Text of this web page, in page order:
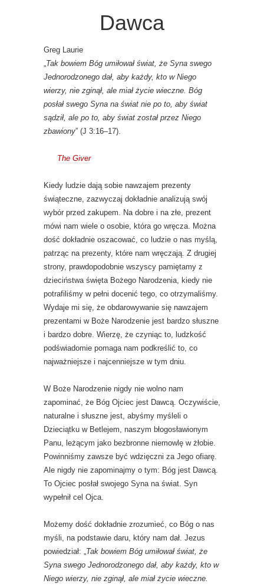
Dawca
Greg Laurie
„Tak bowiem Bóg umiłował świat, że Syna swego
Jednorodzonego dał, aby każdy, kto w Niego
wierzy, nie zginął, ale miał życie wieczne. Bóg
posłał swego Syna na świat nie po to, aby świat
sądził, ale po to, aby świat został przez Niego
zbawiony” (J 3:16–17).
The Giver
Kiedy ludzie dają sobie nawzajem prezenty
świąteczne, zazwyczaj dokładnie analizują swój
wybór przed zakupem. Na dobre i na złe, prezent
mówi nam wiele o osobie, która go wręcza. Można
dość dokładnie oszacować, co ludzie o nas myślą,
patrząc na prezenty, które nam wręczają. Z drugiej
strony, prawdopodobnie wszyscy pamiętamy z
dzieciństwa święta Bożego Narodzenia, kiedy nie
potrafiliśmy w pełni docenić tego, co otrzymaliśmy.
Wydaje mi się, że obdarowywanie się nawzajem
prezentami w Boże Narodzenie jest bardzo słuszne
i bardzo dobre. Wierzę, że czyniąc to, ludzkość
podświadomie pomaga nam podkreślić to, co
najważniejsze i najcenniejsze w tym dniu.
W Boże Narodzenie nigdy nie wolno nam
zapominać, że Bóg Ojciec jest Dawcą. Oczywiście,
naturalne i słuszne jest, abyśmy myśleli o
Dzieciątku w Betlejem, naszym błogosławionym
Panu, leżącym jako bezbronne niemowlę w żłobie.
Powinniśmy zawsze być wdzięczni za Jego ofiarę.
Ale nigdy nie zapominajmy o tym: Bóg jest Dawcą.
To Ojciec posłał swojego Syna na świat. Syn
wypełnił cel Ojca.
Możemy dość dokładnie zrozumieć, co Bóg o nas
myśli, na podstawie daru, który nam dał. Jezus
powiedział: „Tak bowiem Bóg umiłował świat, że
Syna swego Jednorodzonego dał, aby każdy, kto w
Niego wierzy, nie zginął, ale miał życie wieczne.